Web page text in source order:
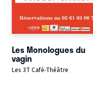
Les Monologues du
vagin
Les 3T Café-Théâtre